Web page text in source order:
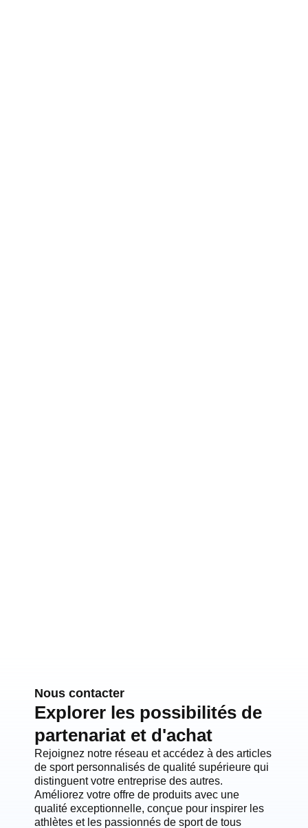
Nous contacter
Explorer les possibilités de
partenariat et d'achat
Rejoignez notre réseau et accédez à des articles
de sport personnalisés de qualité supérieure qui
distinguent votre entreprise des autres.
Améliorez votre offre de produits avec une
qualité exceptionnelle, conçue pour inspirer les
athlètes et les passionnés de sport de tous